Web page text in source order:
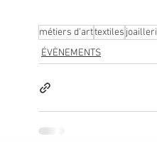
métiers d'arttextiles
ÉVÈNEMENTS